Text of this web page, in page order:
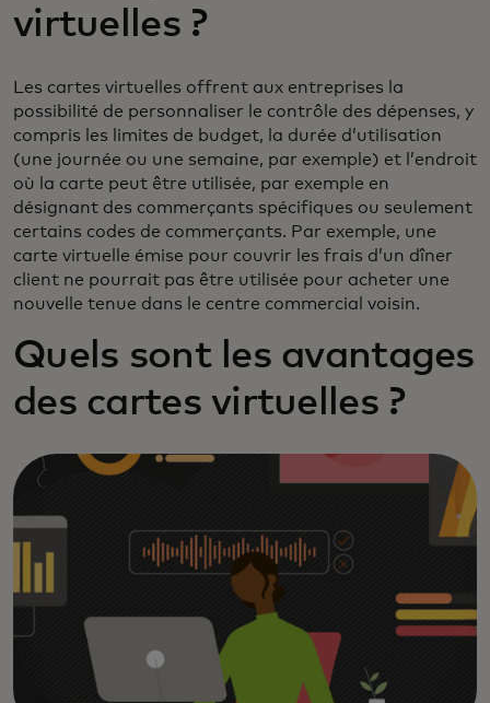
virtuelles ?
Les cartes virtuelles offrent aux entreprises la
possibilité de personnaliser le contrôle des dépenses, y
compris les limites de budget, la durée d’utilisation
(une journée ou une semaine, par exemple) et l’endroit
où la carte peut être utilisée, par exemple en
désignant des commerçants spécifiques ou seulement
certains codes de commerçants. Par exemple, une
carte virtuelle émise pour couvrir les frais d’un dîner
client ne pourrait pas être utilisée pour acheter une
nouvelle tenue dans le centre commercial voisin.
Quels sont les avantages
des cartes virtuelles ?